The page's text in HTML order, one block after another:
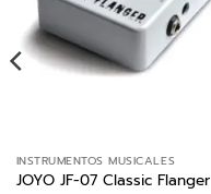
INSTRUMENTOS MUSICALES
JOYO JF-07 Classic Flanger